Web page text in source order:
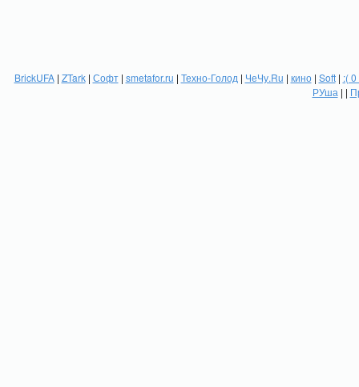
BrickUFA| ZTark| Софт| smetafor.ru | Техно-Голод | ЧеЧу.Ru | кино| Soft| :(
РУша | |